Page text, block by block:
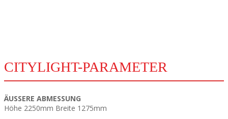
CITYLIGHT-PARAMETER
ÄUSSERE ABMESSUNG
Höhe 2250mm Breite 1275mm